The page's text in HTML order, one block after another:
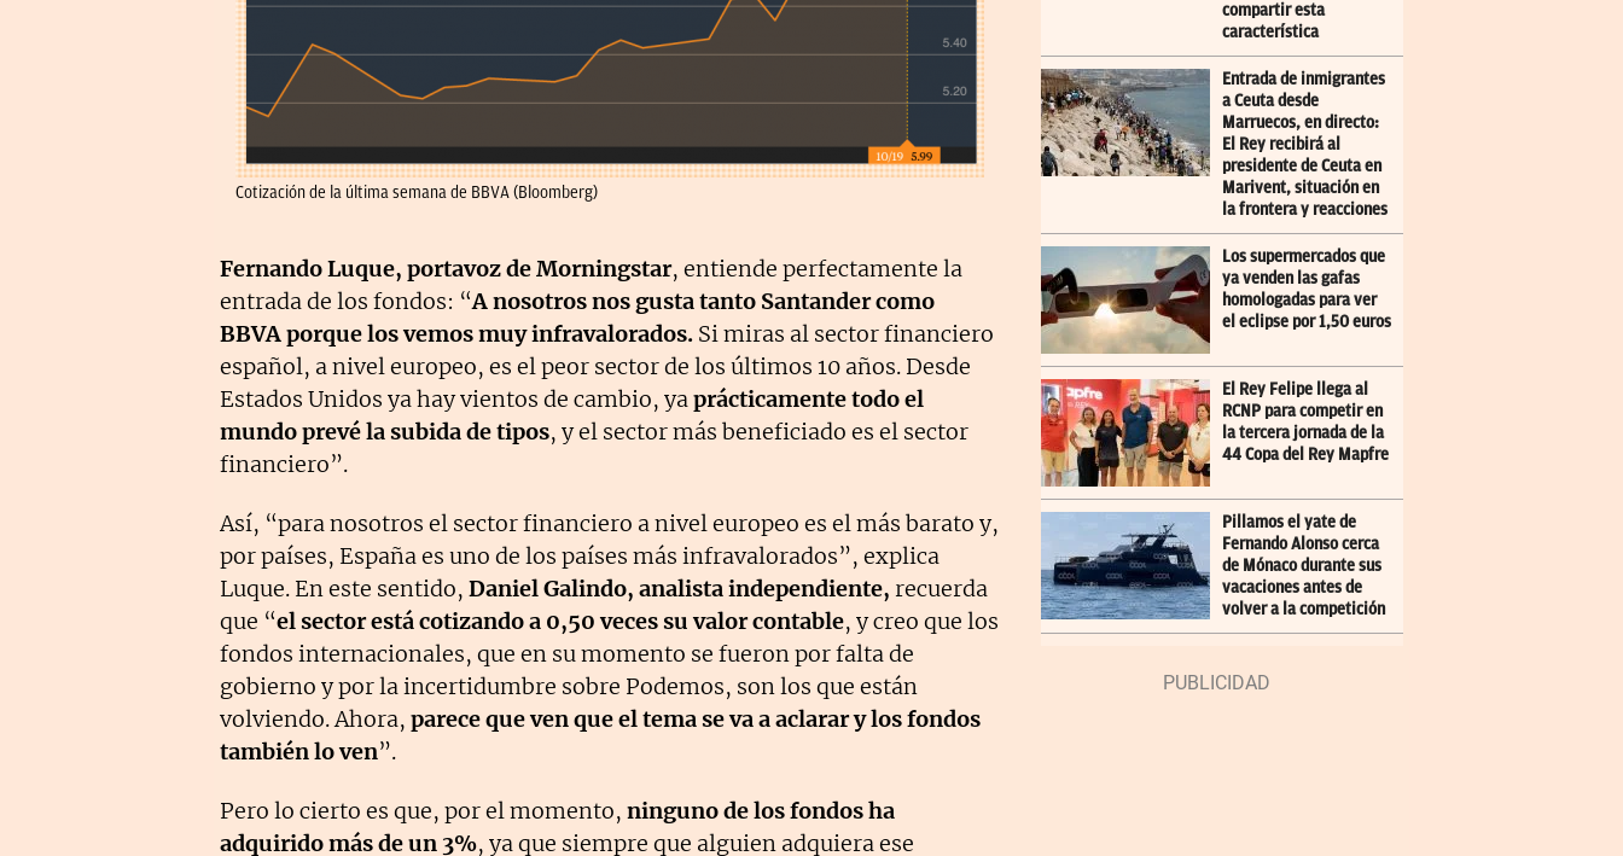
Cotización de la última semana de BBVA (Bloomberg)
Fernando Luque, portavoz de Morningstar, entiende perfectamente la
entrada de los fondos: “A nosotros nos gusta tanto Santander como
BBVA porque los vemos muy infravalorados. Si miras al sector financiero
español, a nivel europeo, es el peor sector de los últimos 10 años. Desde
Estados Unidos ya hay vientos de cambio, yaprácticamente todo el
mundo prevé la subida de tipos, y el sector más beneficiado es el sector
financiero”.
Así, “para nosotros el sector financiero a nivel europeo es el más barato y,
por países, España es uno de los países más infravalorados”, explica
Luque. En este sentido, Daniel Galindo, analista independiente, recuerda
que “el sector está cotizando a 0,50 veces su valor contable, y creo que los
fondos internacionales, que en su momento se fueron por falta de
gobierno y por la incertidumbre sobre Podemos, son los que están
volviendo. Ahora, parece que ven que el tema se va a aclarar y los fondos
también lo ven”.
Pero lo cierto es que, por el momento, ninguno de los fondos ha
adquirido más de un 3%, ya que siempre que alguien adquiera ese
compartir esta
característica
Entrada de inmigrantes
a Ceuta desde
Marruecos, en directo:
El Rey recibirá al
presidente de Ceuta en
Marivent, situación en
la frontera y reacciones
Los supermercados que
ya venden las gafas
homologadas para ver
el eclipse por 1,50 euros
El Rey Felipe llega al
RCNP para competir en
la tercera jornada de la
44 Copa del Rey Mapfre
Pillamos el yate de
Fernando Alonso cerca
de Mónaco durante sus
vacaciones antes de
volver a la competición